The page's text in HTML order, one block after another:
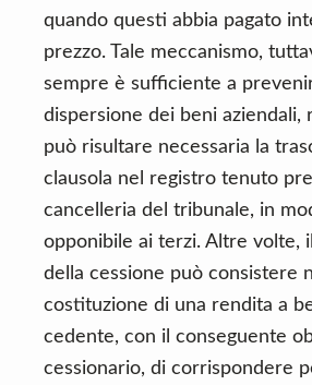
quando questi abbia pagato
prezzo. Tale meccanismo,
sempre è sufficiente a
dispersione dei beni aziendali,
può risultare necessaria la
clausola nel registro tenuto
cancelleria del tribunale, in
opponibile ai terzi. Altre volte,
della cessione può consistere
costituzione di una rendita a
cedente, con il conseguente
cessionario, di corrispondere